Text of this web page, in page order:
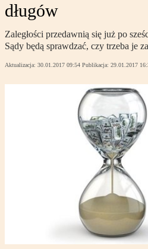
długów
Zaległości przedawnią się już po
Sądy będą sprawdzać, czy trzeba je
Aktualizacja: 30.01.2017 09:54 Publikacja: 29.01.2017